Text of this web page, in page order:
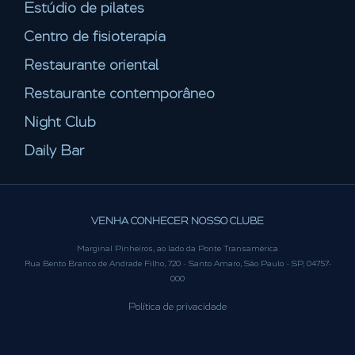
Estúdio de pilates
Centro de fisioterapia
Restaurante oriental
Restaurante contemporâneo
Night Club
Daily Bar
VENHA CONHECER NOSSO CLUBE
Marginal Pinheiros, ao lado da Ponte Transamérica
Rua Bento Branco de Andrade Filho, 720 - Santo Amaro, São Paulo - SP, 04757-
000
Política de privacidade